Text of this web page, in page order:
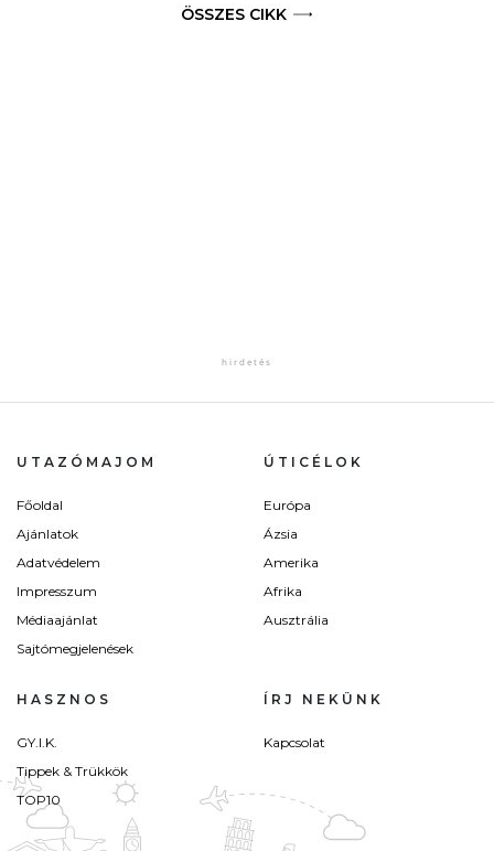
ÖSSZES CIKK
UTAZÓMAJOM
Főoldal
Ajánlatok
Adatvédelem
Impresszum
Médiaajánlat
Sajtómegjelenések
ÚTICÉLOK
Európa
Ázsia
Amerika
Afrika
Ausztrália
HASZNOS
GY.I.K.
Tippek & Trükkök
TOP10
ÍRJ NEKÜNK
Kapcsolat